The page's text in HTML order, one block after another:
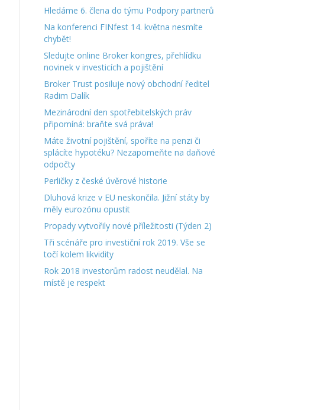
Hledáme 6. člena do týmu Podpory partnerů
Na konferenci FINfest 14. května nesmíte
chybět!
Sledujte online Broker kongres, přehlídku
novinek v investicích a pojištění
Broker Trust posiluje nový obchodní ředitel
Radim Dalík
Mezinárodní den spotřebitelských práv
připomíná: braňte svá práva!
Máte životní pojištění, spoříte na penzi či
splácíte hypotéku? Nezapomeňte na daňové
odpočty
Perličky z české úvěrové historie
Dluhová krize v EU neskončila. Jižní státy by
měly eurozónu opustit
Propady vytvořily nové příležitosti (Týden 2)
Tři scénáře pro investiční rok 2019. Vše se
točí kolem likvidity
Rok 2018 investorům radost neudělal. Na
místě je respekt